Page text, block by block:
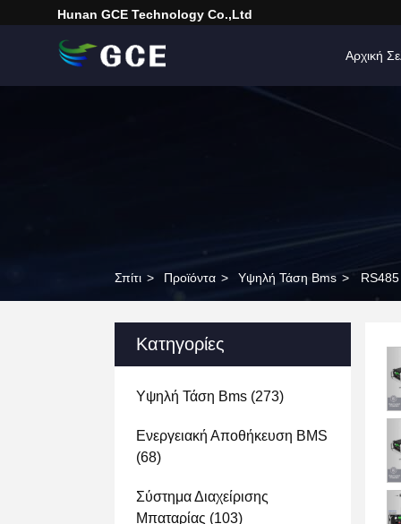
Hunan GCE Technology Co.,Ltd
Αρχική
Σπίτι > Προϊόντα > Υψηλή Τάση Bms > RS485
Κατηγορίες
Υψηλή Τάση Bms (273)
Ενεργειακή Αποθήκευση BMS
(68)
Σύστημα Διαχείρισης
Μπαταρίας (103)